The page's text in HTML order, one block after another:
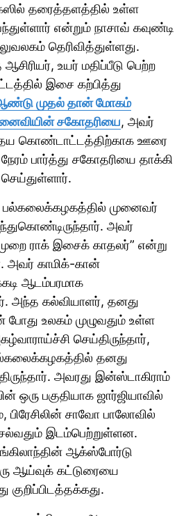
தரைத்தளத்தில் உள்ள
வந்துள்ளார் என்றும் நாசாவ் கவுண்டி
தெரிவித்துள்ளது.
உயர் மதிப்பீடு பெற்ற
இசை கற்பித்து
முதல் தான் மோகம்
சகோதரியை, அவர்
கொண்டாட்டத்திற்காக ஊரை
பார்த்து சகோதரியை தாக்கி
பல்கலைக்கழகத்தில் முனைவர்
அவர்
ராக் இசைக் காதலர்” என்று
காமிக்-கான்
ஆடம்பரமாக
அந்த கல்வியாளர், தனது
போது உலகம் முழுவதும் உள்ள
செய்திருந்தார்,
தனது
அவரது இன்ஸ்டாகிராம்
ஒரு பகுதியாக ஜார்ஜியாவில்
பிரேசிலின் சாவோ பாலோவில்
இடம்பெற்றுள்ளன.
ஆக்ஸ்போர்டு
ஆய்வுக் கட்டுரையை
குறிப்பிடத்தக்கது.